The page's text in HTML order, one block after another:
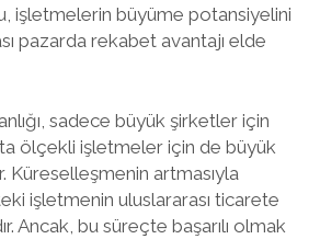
işletmelerin büyüme potansiyelini
pazarda rekabet avantajı elde
sadece büyük şirketler için
ölçekli işletmeler için de büyük
Küreselleşmenin artmasıyla
işletmenin uluslararası ticarete
Ancak, bu süreçte başarılı olmak